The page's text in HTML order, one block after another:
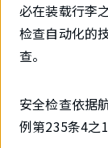
必在装载行李
检查自动化的
查。
安全检查依据
例第235条4之